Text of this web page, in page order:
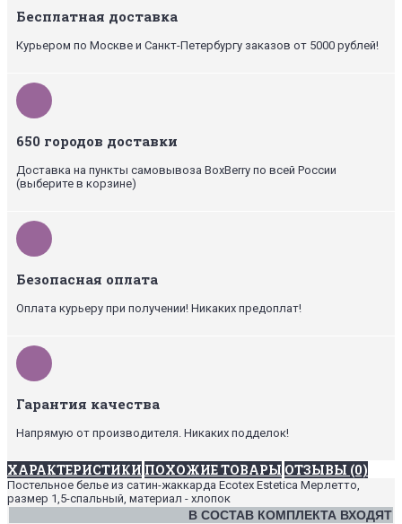
Бесплатная доставка
Курьером по Москве и Санкт-Петербургу заказов от 5000 рублей!
650 городов доставки
Доставка на пункты самовывоза BoxBerry по всей России
(выберите в корзине)
Безопасная оплата
Оплата курьеру при получении! Никаких предоплат!
Гарантия качества
Напрямую от производителя. Никаких подделок!
ХАРАКТЕРИСТИКИ ПОХОЖИЕ ТОВАРЫ ОТЗЫВЫ (0)
Постельное белье из сатин-жаккарда Ecotex Estetica Мерлетто,
размер 1,5-спальный, материал - хлопок
В СОСТАВ КОМПЛЕКТА ВХОДЯТ